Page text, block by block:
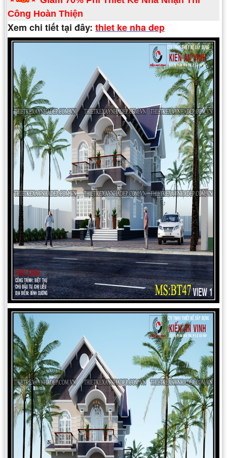
Công Hoàn Thiện
Xem chi tiết tại đây: thiet ke nha dep